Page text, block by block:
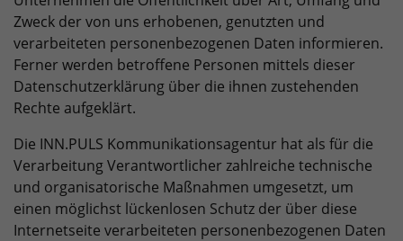
Zweck der von uns erhobenen, genutzten und
verarbeiteten personenbezogenen Daten informieren.
Ferner werden betroffene Personen mittels dieser
Datenschutzerklärung über die ihnen zustehenden
Rechte aufgeklärt.
Die INN.PULS Kommunikationsagentur hat als für die
Verarbeitung Verantwortlicher zahlreiche technische
und organisatorische Maßnahmen umgesetzt, um
einen möglichst lückenlosen Schutz der über diese
Internetseite verarbeiteten personenbezogenen Daten